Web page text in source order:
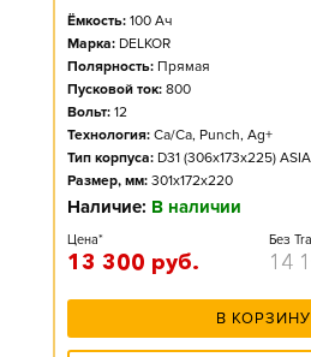
Ёмкость: 100 Ач
Марка: DELKOR
Полярность: Прямая
Пусковой ток: 800
Вольт: 12
Технология: Ca/Ca, Punch, Ag+
Тип корпуса: D31 (306x173x225) ASIA
Размер, мм: 301x172x220
Наличие: В наличии
Цена*
13 300 руб.
Без
14
В КОРЗИНУ